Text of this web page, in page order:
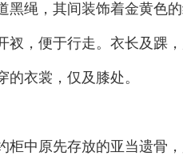
黑绳，其间装饰着金黄色
衩，便于行走。衣长及踝
的衣裳，仅及膝处。
柜中原先存放的亚当遗骨